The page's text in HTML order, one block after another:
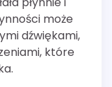
może
dźwiękami,
które